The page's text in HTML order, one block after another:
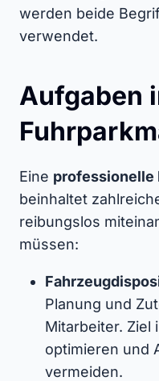
werden beide
verwendet.
Aufgaben
Eine professionelle
beinhaltet
reibungslos
müssen:
Planung und
Mitarbeiter. Ziel
optimieren und
vermeiden.